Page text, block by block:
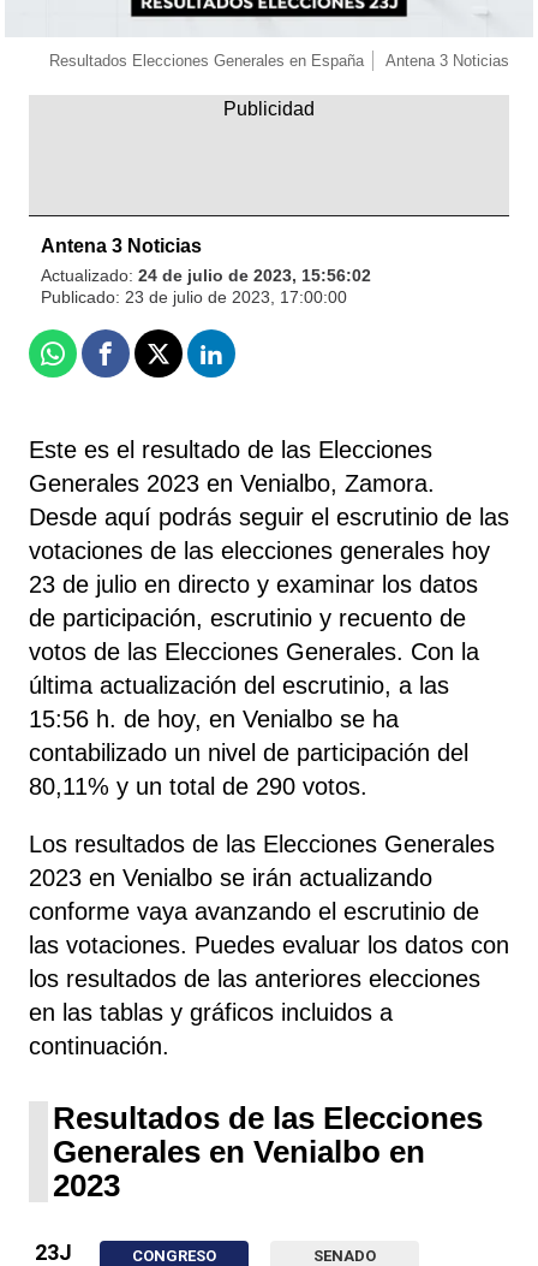
Resultados Elecciones Generales en España Antena 3 Noticias
Antena 3 Noticias
Actualizado: 24 de julio de 2023, 15:56:02
Publicado: 23 de julio de 2023, 17:00:00
WhatsappFacebook
X Linkedin
Este es el resultado de las Elecciones
Generales 2023 en Venialbo, Zamora.
Desde aquí podrás seguir el escrutinio de las
votaciones de las elecciones generales hoy
23 de julio en directo y examinar los datos
de participación, escrutinio y recuento de
votos de las Elecciones Generales. Con la
última actualización del escrutinio, a las
15:56 h. de hoy, en Venialbo se ha
contabilizado un nivel de participación del
80,11% y un total de 290 votos.
Los resultados de las Elecciones Generales
2023 en Venialbo se irán actualizando
conforme vaya avanzando el escrutinio de
las votaciones. Puedes evaluar los datos con
los resultados de las anteriores elecciones
en las tablas y gráficos incluidos a
continuación.
Resultados de las Elecciones
Generales en Venialbo en
2023
23J CONGRESO SENADO